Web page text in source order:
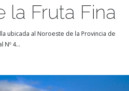
la Fruta Fina
ubicada al Noroeste de la Provincia de
Nº 4...